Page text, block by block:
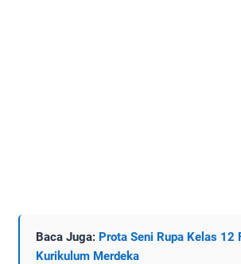
Baca Juga: Prota Seni Rupa Kelas 12
Kurikulum Merdeka